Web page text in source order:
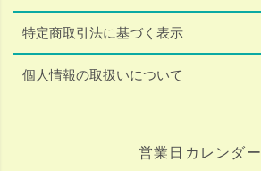
特定商取引法に基づく表示
個人情報の取扱いについて
営業日カレンダー